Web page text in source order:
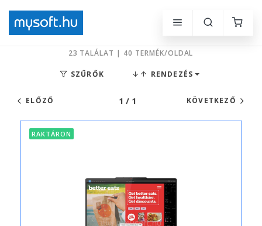
23 TALÁLAT | 40 TERMÉK/OLDAL
SZŰRŐK RENDEZÉS
ELŐZŐ 1 / 1 KÖVETKEZŐ
RAKTÁRON